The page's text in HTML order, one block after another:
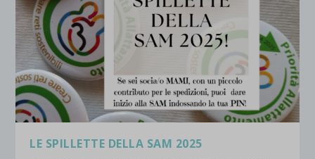
LE SPILLETTE DELLA SAM 2025